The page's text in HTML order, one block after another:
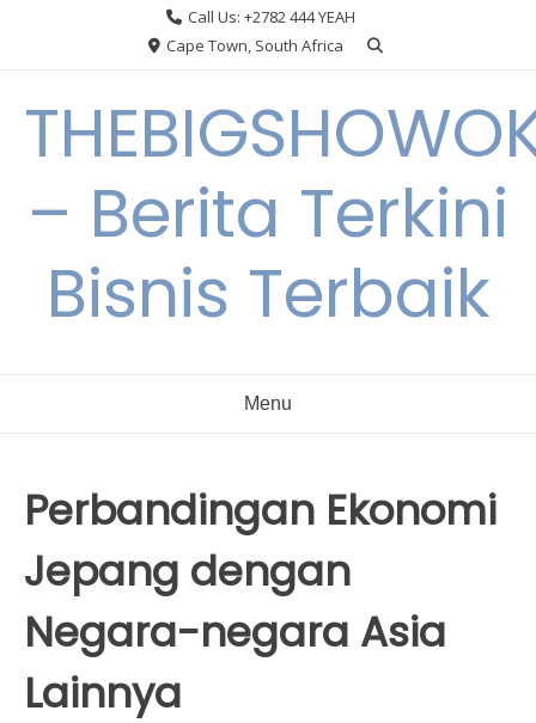
Call Us: +2782 444 YEAH
Cape Town, South Africa
– Berita Terkini
Bisnis Terbaik
Menu
Perbandingan Ekonomi
Jepang dengan
Negara-negara Asia
Lainnya